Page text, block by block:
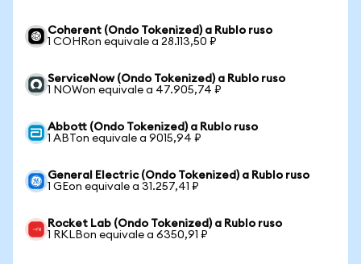
Coherent (Ondo Tokenized) a Rublo ruso
1 COHRon equivale a 28.113,50 ₽
ServiceNow (Ondo Tokenized) a Rublo ruso
1 NOWon equivale a 47.905,74 ₽
Abbott (Ondo Tokenized) a Rublo ruso
1 ABTon equivale a 9015,94 ₽
General Electric (Ondo Tokenized) a Rublo ruso
1 GEon equivale a 31.257,41 ₽
Rocket Lab (Ondo Tokenized) a Rublo ruso
1 RKLBon equivale a 6350,91 ₽